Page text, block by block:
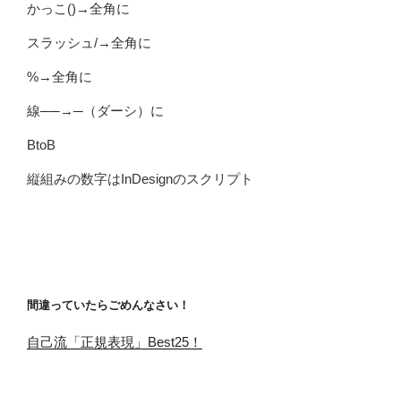
かっこ()→全角に
スラッシュ/→全角に
%→全角に
線──→─（ダーシ）に
BtoB
縦組みの数字はInDesignのスクリプト
間違っていたらごめんなさい！
自己流「正規表現」Best25！